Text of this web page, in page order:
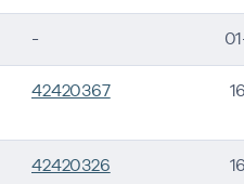
-
42420367
42420326